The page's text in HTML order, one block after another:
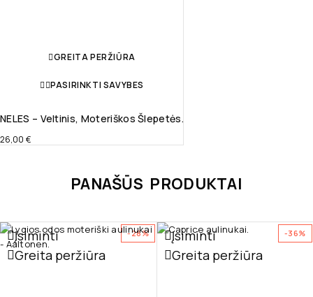
GREITA PERŽIŪRA
PASIRINKTI SAVYBES
NELES – Veltinis, Moteriškos Šlepetės.
26,00 €
PANAŠŪS PRODUKTAI
-28%
Įsiminti
Greita peržiūra
-36%
Įsiminti
Greita peržiūra